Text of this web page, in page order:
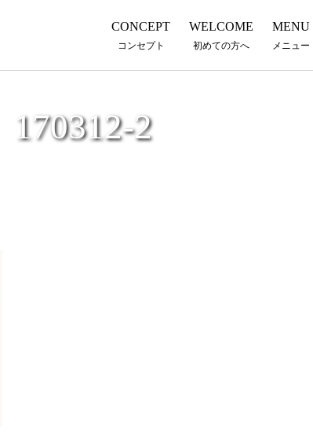
CONCEPT
コンセプト
WELCOME
初めての方へ
MENU
メニュー
170312-2